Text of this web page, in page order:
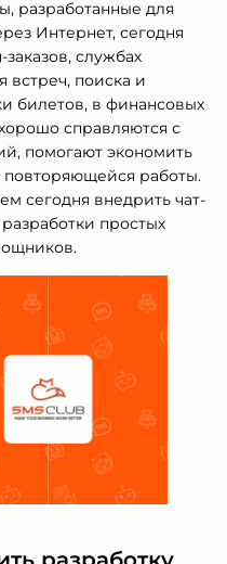
разработанные для
Интернет, сегодня
службах
встреч, поиска и
билетов, в финансовых
справляются с
помогают экономить
повторяющейся работы.
сегодня внедрить чат-
простых